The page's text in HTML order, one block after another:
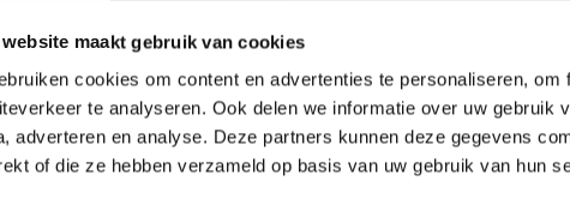
website maakt gebruik van cookies
cookies om content en advertenties te personaliseren,
te analyseren. Ook delen we informatie over uw gebruik
adverteren en analyse. Deze partners kunnen deze gegevens
of die ze hebben verzameld op basis van uw gebruik van hun
| 022218-hi-vis